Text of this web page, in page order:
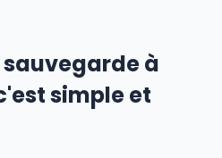
sauvegardeà
simple et